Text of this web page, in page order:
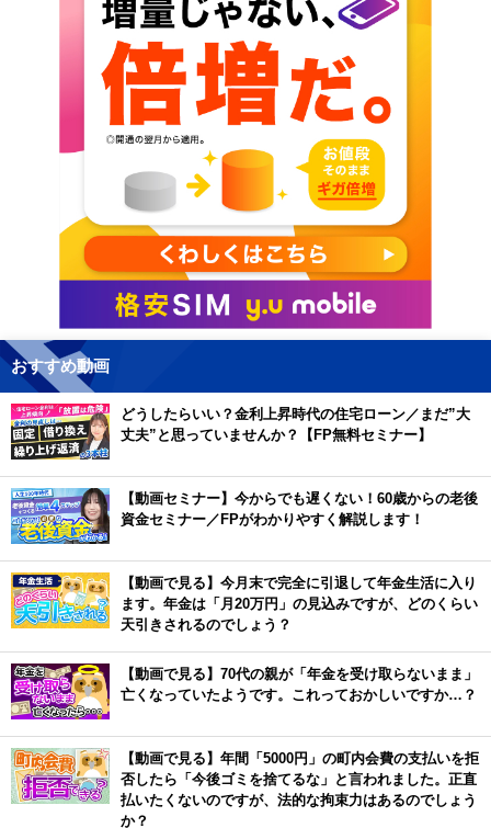
おすすめ動画
どうしたらいい？金利上昇時代の住宅ローン／まだ”大
丈夫”と思っていませんか？【FP無料セミナー】
【動画セミナー】今からでも遅くない！60歳からの老後
資金セミナー／FPがわかりやすく解説します！
【動画で見る】今月末で完全に引退して年金生活に入り
ます。年金は「月20万円」の見込みですが、どのくらい
天引きされるのでしょう？
【動画で見る】70代の親が「年金を受け取らないまま」
亡くなっていたようです。これっておかしいですか…？
【動画で見る】年間「5000円」の町内会費の支払いを拒
否したら「今後ゴミを捨てるな」と言われました。正直
払いたくないのですが、法的な拘束力はあるのでしょう
か？